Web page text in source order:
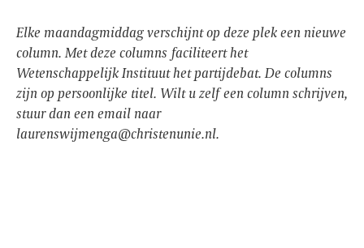
Elke maandagmiddag verschijnt op deze plek een nieuwe
column. Met deze columns faciliteert het
Wetenschappelijk Instituut het partijdebat. De columns
zijn op persoonlijke titel. Wilt u zelf een column schrijven,
stuur dan een email naar
laurenswijmenga@christenunie.nl.